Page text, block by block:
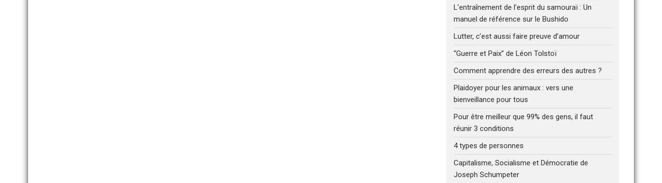
L’entraînement de l’esprit du samouraï : Un
manuel de référence sur le Bushido
Lutter, c’est aussi faire preuve d’amour
“Guerre et Paix” de Léon Tolstoï
Comment apprendre des erreurs des autres ?
Plaidoyer pour les animaux : vers une
bienveillance pour tous
Pour être meilleur que 99% des gens, il faut
réunir 3 conditions
4 types de personnes
Capitalisme, Socialisme et Démocratie de
Joseph Schumpeter